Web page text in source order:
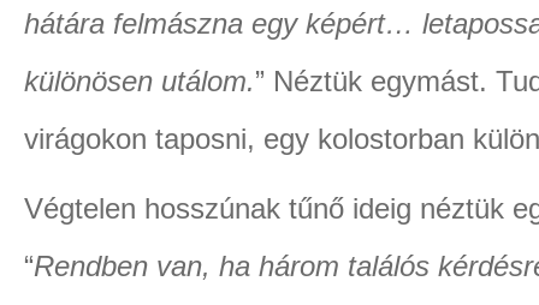
hátára felmászna egy képért…
különösen utálom.” Néztük egymást.
virágokon taposni, egy kolostorban
Végtelen hosszúnak tűnő ideig néztük
“Rendben van, ha három találós